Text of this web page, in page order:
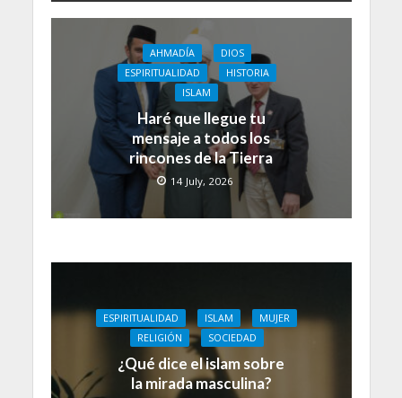
AHMADÍA
DIOS
ESPIRITUALIDAD
HISTORIA
ISLAM
Haré que llegue tu
mensaje a todos los
rincones de la Tierra
14 July, 2026
ESPIRITUALIDAD ISLAM
MUJER
RELIGIÓN
SOCIEDAD
¿Qué dice el islam sobre
la mirada masculina?